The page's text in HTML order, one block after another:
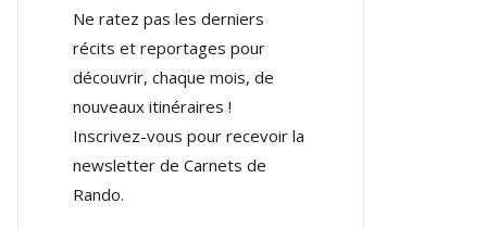
Ne ratez pas les derniers
récits et reportages pour
découvrir, chaque mois, de
nouveaux itinéraires !
Inscrivez-vous pour recevoir la
newsletter de Carnets de
Rando.